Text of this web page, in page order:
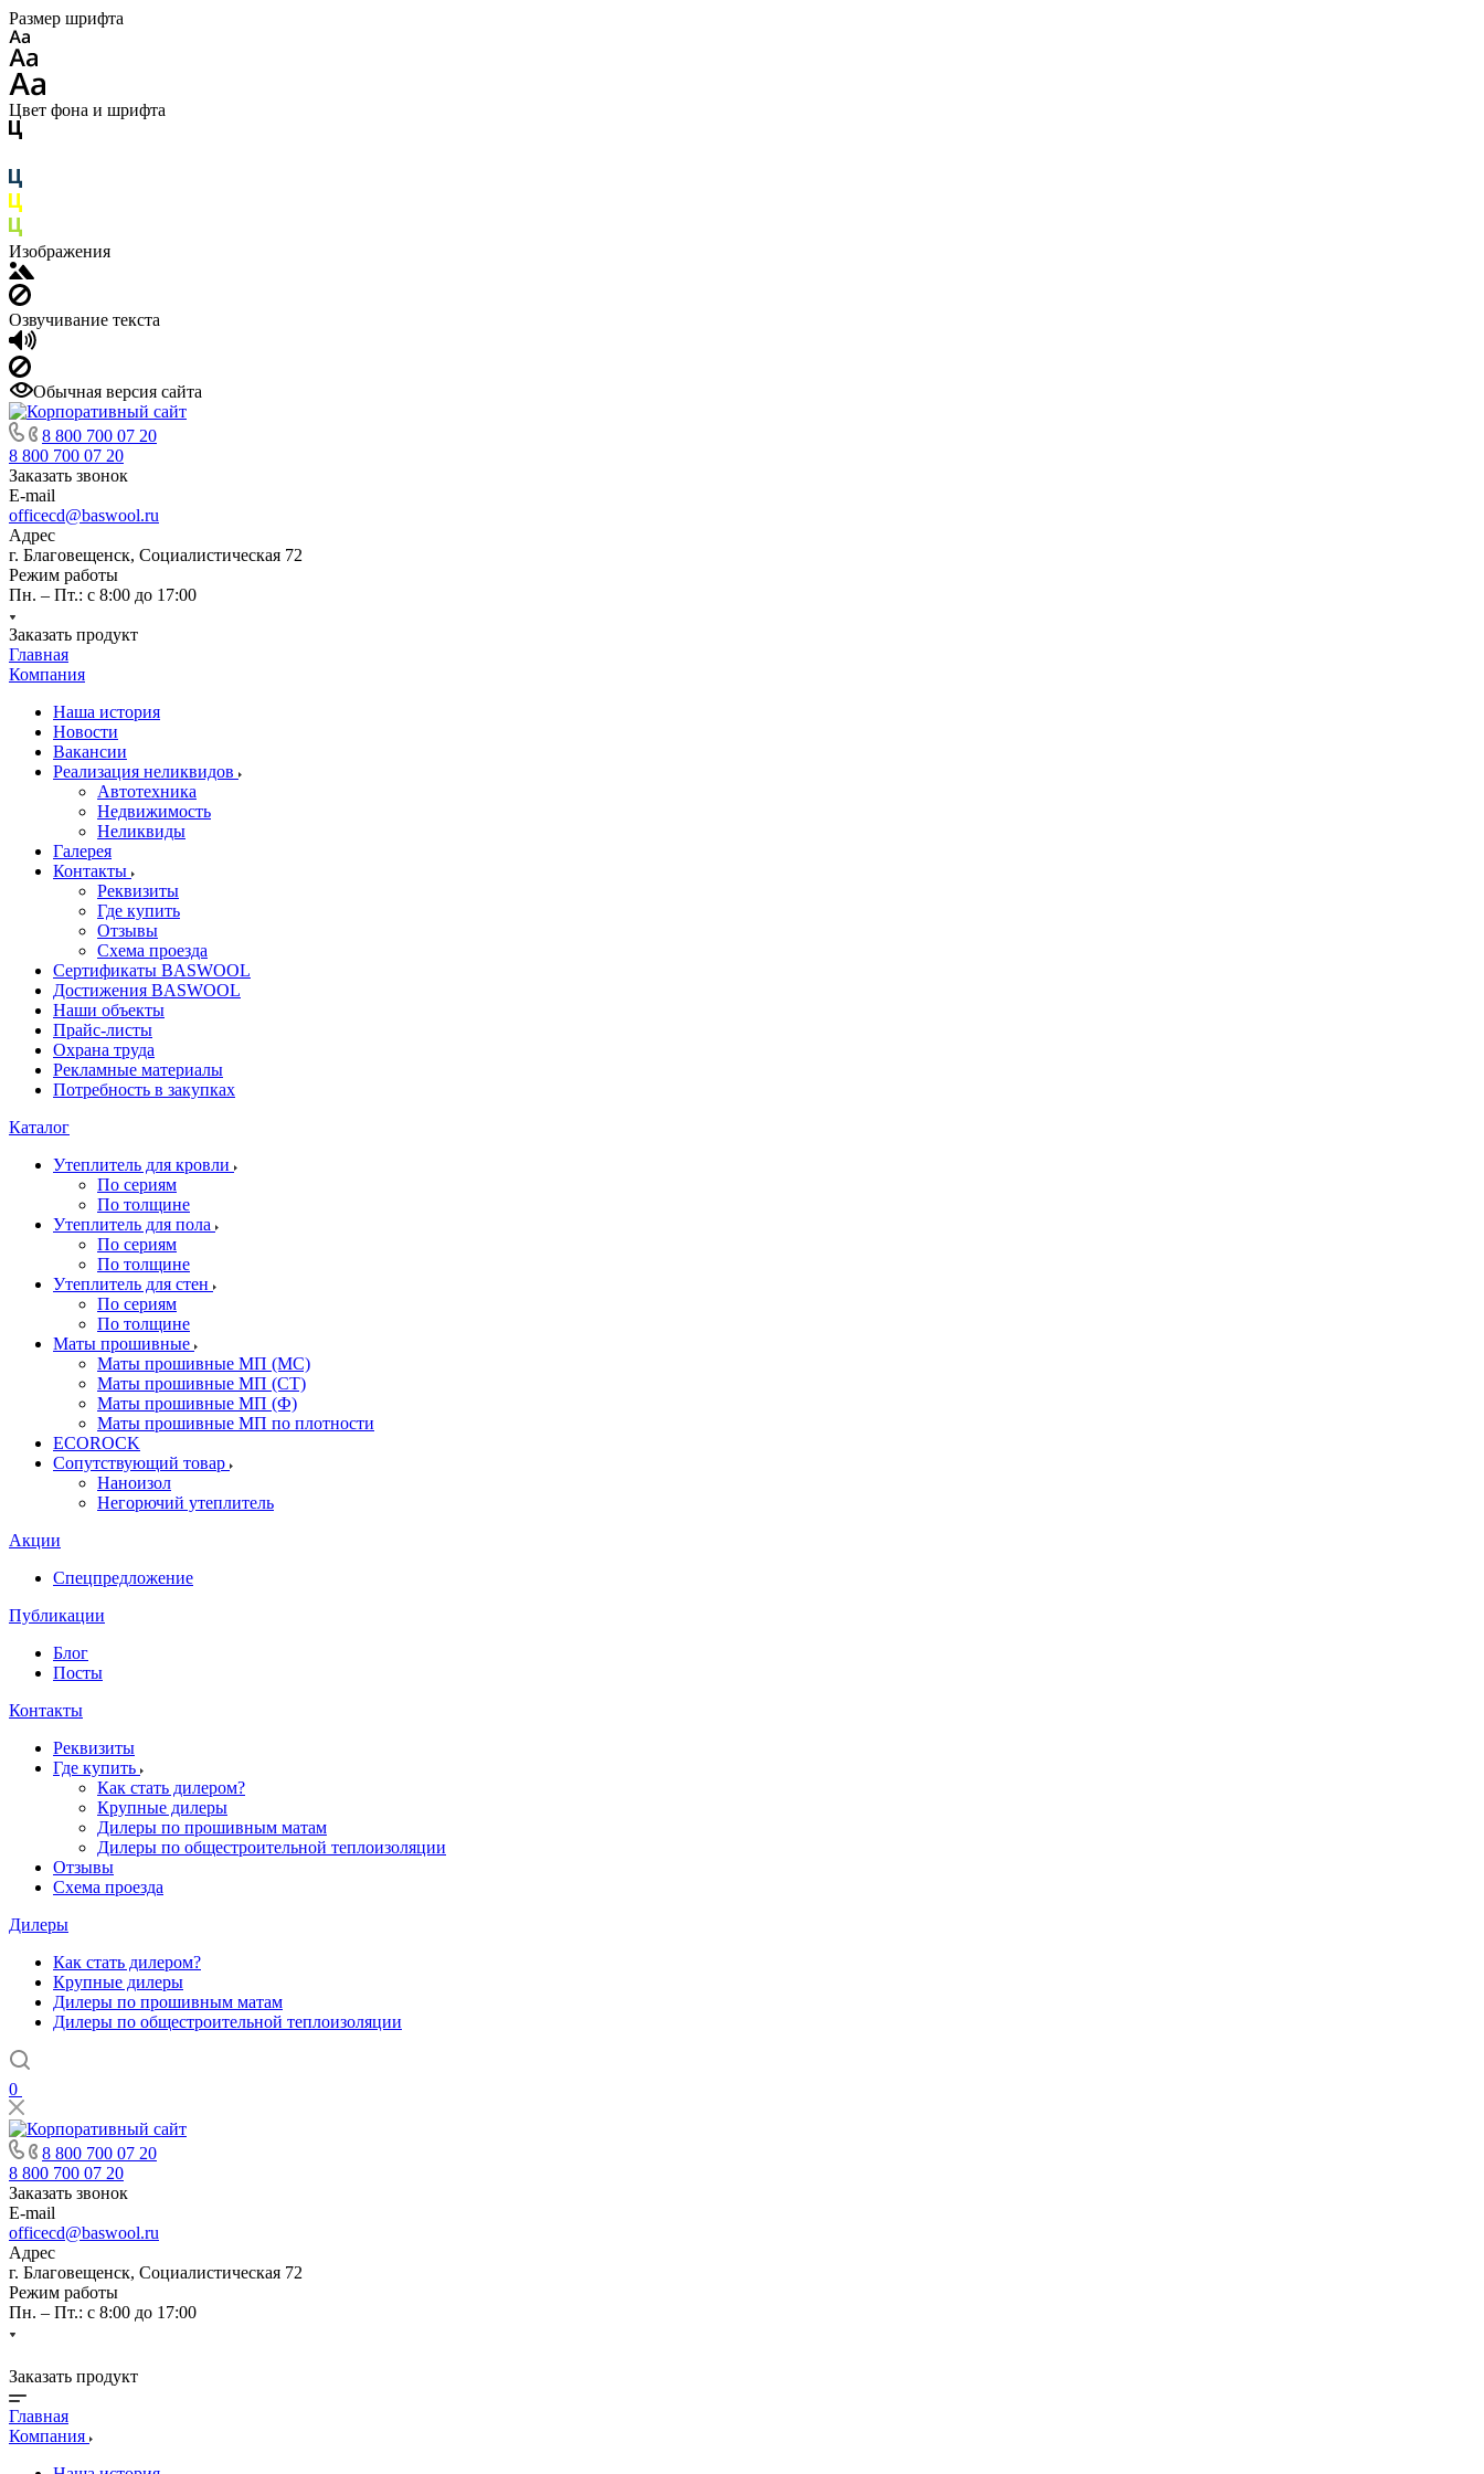
Размер шрифта
Цвет фона и шрифта
Изображения
Озвучивание текста
Обычная версия сайта
8 800 700 07 20
8 800 700 07 20
Заказать звонок
E-mail
officecd@baswool.ru
Адрес
г. Благовещенск, Социалистическая 72
Режим работы
Пн. – Пт.: с 8:00 до 17:00
Заказать продукт
Главная
Компания
Наша история
Новости
Вакансии
Реализация неликвидов
Автотехника
Недвижимость
Неликвиды
Галерея
Контакты
Реквизиты
Где купить
Отзывы
Схема проезда
Сертификаты BASWOOL
Достижения BASWOOL
Наши объекты
Прайс-листы
Охрана труда
Рекламные материалы
Потребность в закупках
Каталог
Утеплитель для кровли
По сериям
По толщине
Утеплитель для пола
По сериям
По толщине
Утеплитель для стен
По сериям
По толщине
Маты прошивные
Маты прошивные МП (МС)
Маты прошивные МП (СТ)
Маты прошивные МП (Ф)
Маты прошивные МП по плотности
ECOROCK
Сопутствующий товар
Наноизол
Негорючий утеплитель
Акции
Спецпредложение
Публикации
Блог
Посты
Контакты
Реквизиты
Где купить
Как стать дилером?
Крупные дилеры
Дилеры по прошивным матам
Дилеры по общестроительной теплоизоляции
Отзывы
Схема проезда
Дилеры
Как стать дилером?
Крупные дилеры
Дилеры по прошивным матам
Дилеры по общестроительной теплоизоляции
0
8 800 700 07 20
8 800 700 07 20
Заказать звонок
E-mail
officecd@baswool.ru
Адрес
г. Благовещенск, Социалистическая 72
Режим работы
Пн. – Пт.: с 8:00 до 17:00
Заказать продукт
Главная
Компания